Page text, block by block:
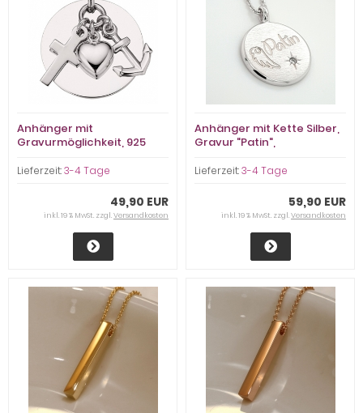
Anhänger mit
Gravurmöglichkeit, 925
Lieferzeit:3-4 Tage
49,90 EUR
inkl. 19 % MwSt. zzgl.Versandkosten
Anhänger mit Kette Silber,
Gravur "Patin",
Lieferzeit:3-4 Tage
59,90 EUR
inkl. 19 % MwSt. zzgl.Versandkosten